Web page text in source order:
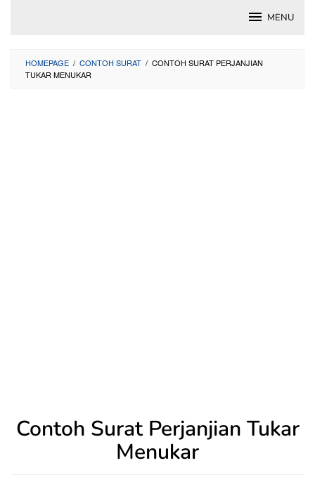
MENU
HOMEPAGE / CONTOH SURAT / CONTOH SURAT PERJANJIAN
TUKAR MENUKAR
Contoh Surat Perjanjian Tukar
Menukar